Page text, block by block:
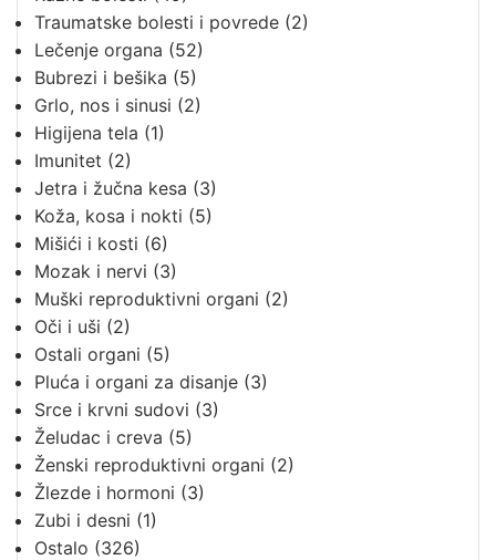
Traumatske bolesti i povrede (2)
Lečenje organa (52)
Bubrezi i bešika (5)
Grlo, nos i sinusi (2)
Higijena tela (1)
Imunitet (2)
Jetra i žučna kesa (3)
Koža, kosa i nokti (5)
Mišići i kosti (6)
Mozak i nervi (3)
Muški reproduktivni organi (2)
Oči i uši (2)
Ostali organi (5)
Pluća i organi za disanje (3)
Srce i krvni sudovi (3)
Želudac i creva (5)
Ženski reproduktivni organi (2)
Žlezde i hormoni (3)
Zubi i desni (1)
Ostalo (326)